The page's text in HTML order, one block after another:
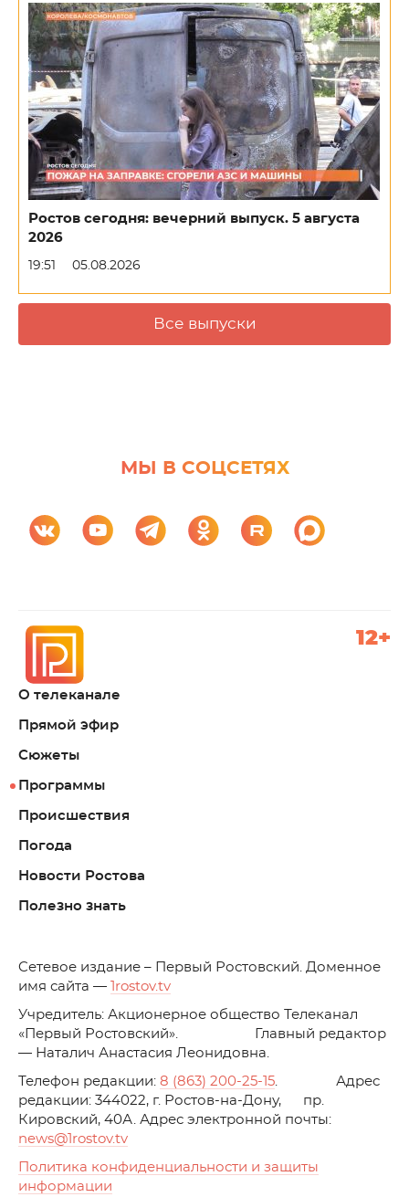
Ростов сегодня: вечерний выпуск. 5 августа
2026
19:51 05.08.2026
Все выпуски
МЫ В СОЦСЕТЯХ
О телеканале
Прямой эфир
Сюжеты
Программы
Происшествия
Погода
Новости Ростова
Полезно знать
12+
Cетевое издание – Первый Ростовский. Доменное
имя сайта —
1rostov.tv
Учредитель: Акционерное общество Телеканал
«Первый Ростовский». Главный редактор
— Наталич Анастасия Леонидовна.
Телефон редакции: 8 (863) 200-25-15. Адрес
редакции: 344022, г. Ростов-на-Дону, пр.
Кировский, 40А. Адрес электронной почты:
news@1rostov.tv
Политика конфиденциальности и защиты
информации